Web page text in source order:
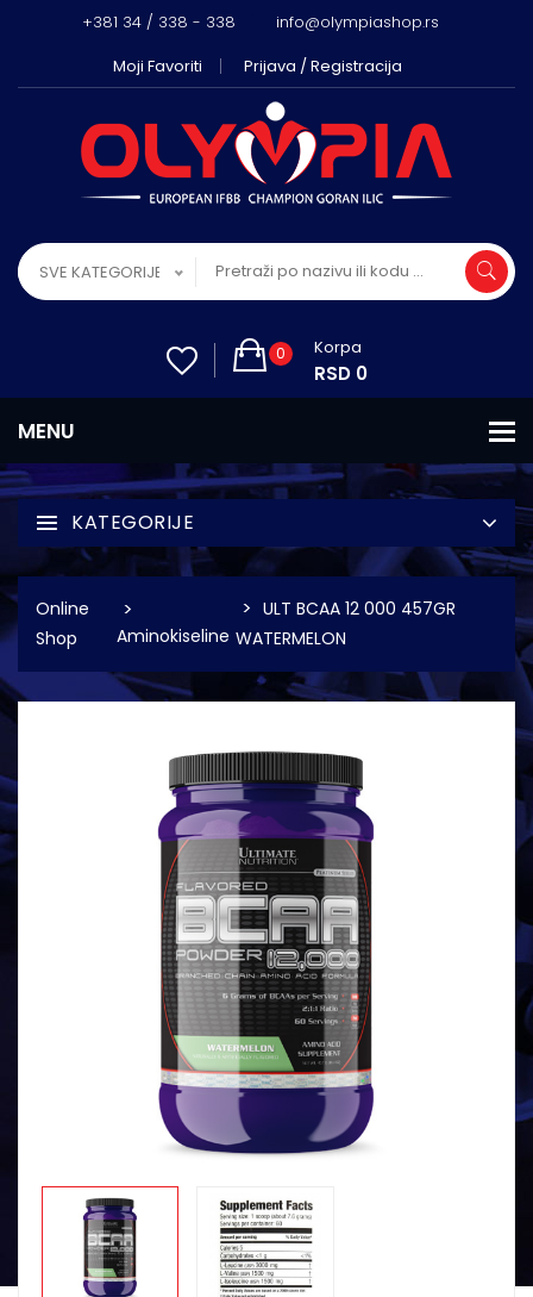
+381 34 / 338 - 338
info@olympiashop.rs
Moji Favoriti
Prijava / Registracija
SVE KATEGORIJE
0 Korpa
RSD 0
KATEGORIJE
Online
Shop
Aminokiseline
ULT BCAA 12 000 457GR
WATERMELON